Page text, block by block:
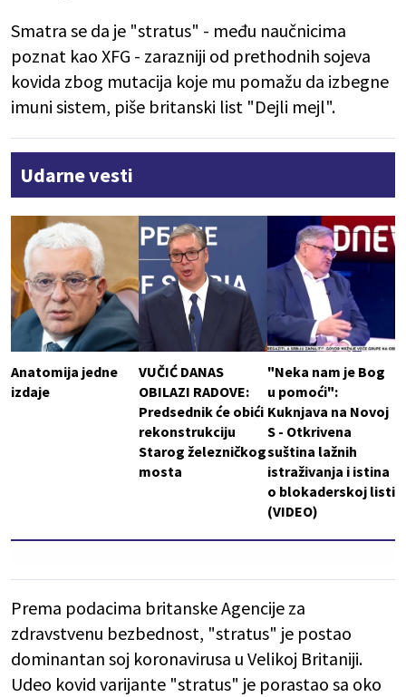
Smatra se da je "stratus" - među naučnicima
poznat kao XFG - zarazniji od prethodnih sojeva
kovida zbog mutacija koje mu pomažu da izbegne
imuni sistem, piše britanski list "Dejli mejl".
Udarne vesti
Anatomija jedne
izdaje
VUČIĆ DANAS
OBILAZI RADOVE:
Predsednik će obići
rekonstrukciju
Starog železničkog
mosta
"Neka nam je Bog
u pomoći":
Kuknjava na Novoj
S - Otkrivena
suština lažnih
istraživanja i istina
o blokaderskoj listi
(VIDEO)
Prema podacima britanske Agencije za
zdravstvenu bezbednost, "stratus" je postao
dominantan soj koronavirusa u Velikoj Britaniji.
Udeo kovid varijante "stratus" je porastao sa oko